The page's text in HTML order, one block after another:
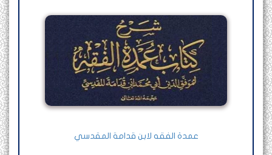
عمدة الفقه لابن قدامة المقدسي